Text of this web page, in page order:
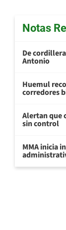
Notas
De
Antonio
Huemul
corredores
Alertan que
sin control
MMA inicia